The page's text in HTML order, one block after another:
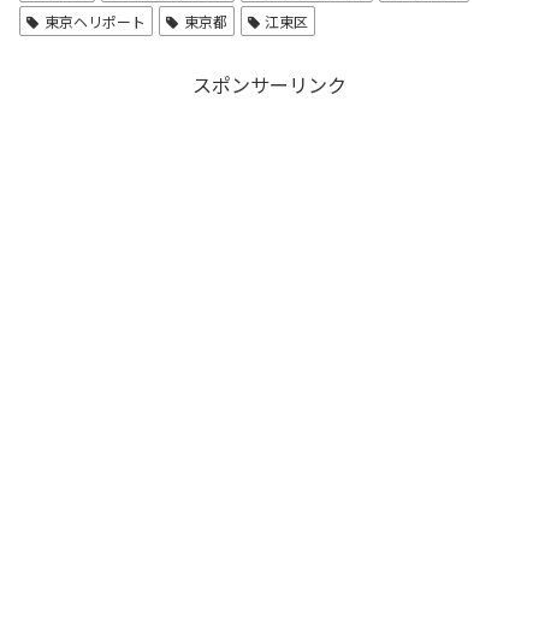
東京ヘリポート
東京都 江東区
スポンサーリンク